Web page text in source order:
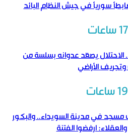
سورياً في جيش النظام البائد
الاحتلال يصعّد عدوانه بسلسة من
وتجريف الأراضي
مسجد في مدينة السويداء.. والبكور
ارفضوا الفتنة